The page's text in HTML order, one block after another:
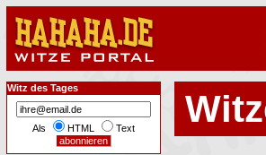
Witz des Tages
Als HTML Text